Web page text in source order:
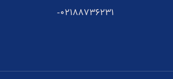
02188736231-